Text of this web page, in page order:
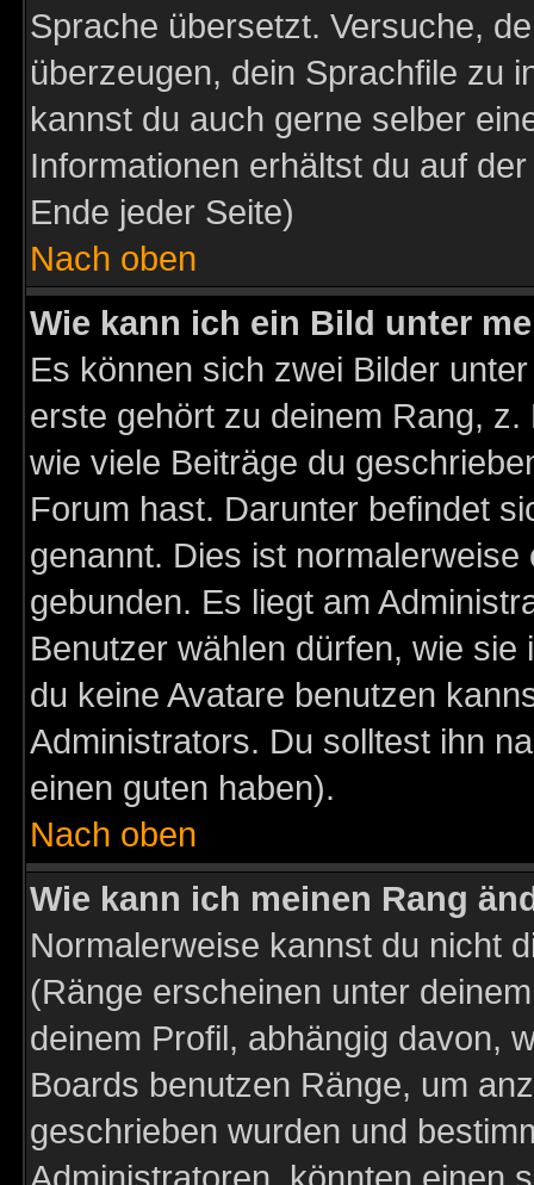
Sprache übersetzt. Versuche,
überzeugen, dein Sprachfile zu
kannst du auch gerne selber
Informationen erhältst du auf
Ende jeder Seite)
Nach oben
Wie kann ich ein Bild unter
Es können sich zwei Bilder
erste gehört zu deinem Rang,
wie viele Beiträge du
Forum hast. Darunter befindet
genannt. Dies ist
gebunden. Es liegt am
Benutzer wählen dürfen, wie
du keine Avatare benutzen
Administrators. Du solltest ihn
einen guten haben).
Nach oben
Wie kann ich meinen Rang
Normalerweise kannst du nicht
(Ränge erscheinen unter
deinem Profil, abhängig davon,
Boards benutzen Ränge, um
geschrieben wurden und